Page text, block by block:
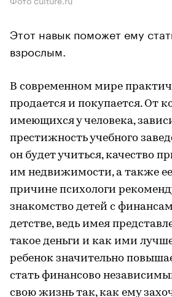
Этот навык поможет ему
взрослым.
В современном мире
продается и покупается. От
имеющихся у человека,
престижность учебного
он будет учиться, качество
им недвижимости, а также
причине психологи
знакомство детей с
детстве, ведь имея
такое деньги и как ими
ребенок значительно
стать финансово
свою жизнь так, как ему